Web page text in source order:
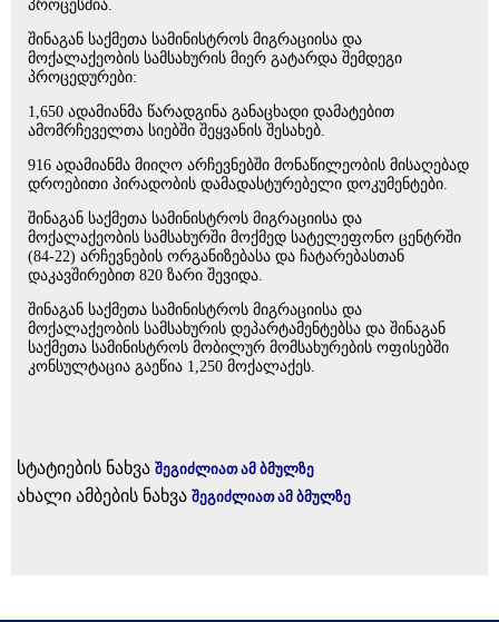
პროცესშია.
შინაგან საქმეთა სამინისტროს მიგრაციისა და
მოქალაქეობის სამსახურის მიერ გატარდა შემდეგი
პროცედურები:
1,650 ადამიანმა წარადგინა განაცხადი დამატებით
ამომრჩეველთა სიებში შეყვანის შესახებ.
916 ადამიანმა მიიღო არჩევნებში მონაწილეობის მისაღებად
დროებითი პირადობის დამადასტურებელი დოკუმენტები.
შინაგან საქმეთა სამინისტროს მიგრაციისა და
მოქალაქეობის სამსახურში მოქმედ სატელეფონო ცენტრში
(84-22) არჩევნების ორგანიზებასა და ჩატარებასთან
დაკავშირებით 820 ზარი შევიდა.
შინაგან საქმეთა სამინისტროს მიგრაციისა და
მოქალაქეობის სამსახურის დეპარტამენტებსა და შინაგან
საქმეთა სამინისტროს მობილურ მომსახურების ოფისებში
კონსულტაცია გაეწია 1,250 მოქალაქეს.
სტატიების ნახვა შეგიძლიათ ამ ბმულზე
ახალი ამბების ნახვა შეგიძლიათ ამ ბმულზე